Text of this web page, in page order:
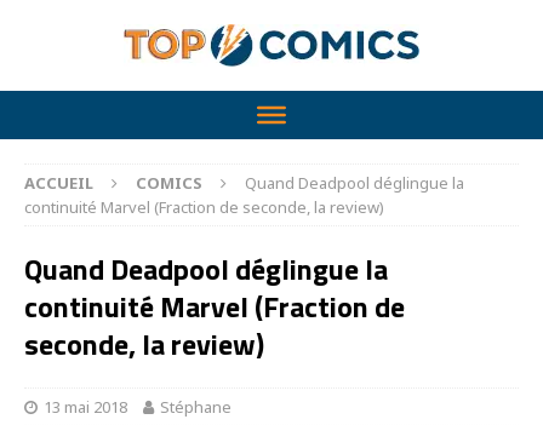
ACCUEIL COMICS
Quand Deadpool déglingue la
continuité Marvel (Fraction de seconde, la review)
Quand Deadpool déglingue la
continuité Marvel (Fraction de
seconde, la review)
13 mai 2018 Stéphane